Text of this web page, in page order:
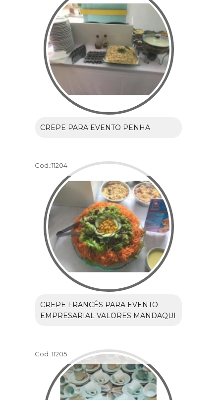
CREPE PARA EVENTO PENHA
Cod.:11204
CREPE FRANCÊS PARA EVENTO
EMPRESARIAL VALORES MANDAQUI
Cod.:11205